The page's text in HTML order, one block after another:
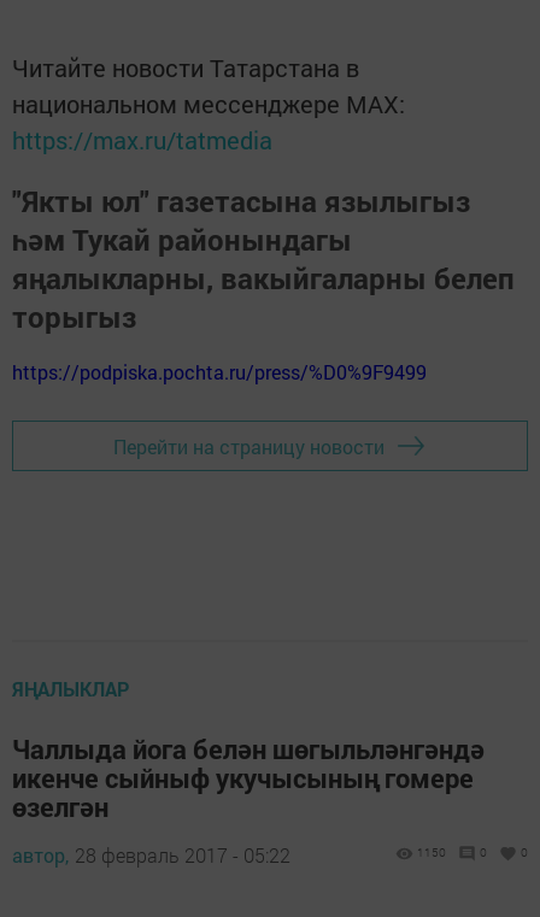
Читайте новости Татарстана в
национальном мессенджере MАХ:
https://max.ru/tatmedia
"Якты юл" газетасына язылыгыз
һәм Тукай районындагы
яңалыкларны, вакыйгаларны белеп
торыгыз
https://podpiska.pochta.ru/press/%D0%9F9499
Перейти на страницу новости
ЯҢАЛЫКЛАР
Чаллыда йога белән шөгыльләнгәндә
икенче сыйныф укучысының гомере
өзелгән
автор, 28 февраль 2017 - 05:22 1150 0 0